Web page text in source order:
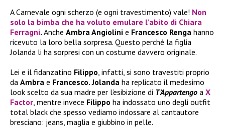
A Carnevale ogni scherzo (e ogni travestimento) vale! Non
solo la bimba che ha voluto emulare l’abito di Chiara
Ferragni. Anche Ambra Angiolini e Francesco Renga hanno
ricevuto la loro bella sorpresa. Questo perché la figlia
Jolanda li ha sorpresi con un costume davvero originale.
Lei e il fidanzatino Filippo, infatti, si sono travestiti proprio
da Ambra e Francesco. Jolanda ha replicato il medesimo
look scelto da sua madre per l’esibizione di T’Appartengo a X
Factor, mentre invece Filippo ha indossato uno degli outfit
total black che spesso vediamo indossare al cantautore
bresciano: jeans, maglia e giubbino in pelle.